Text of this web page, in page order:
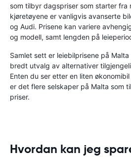
som tilbyr dagspriser som starter fra
kjøretøyene er vanligvis avanserte
og Audi. Prisene kan variere
og modell, samt lengden på
Samlet sett er leiebilprisene på
bredt utvalg av alternativer
Enten du ser etter en liten
er det flere selskaper på Malta som
priser.
Hvordan kan jeg